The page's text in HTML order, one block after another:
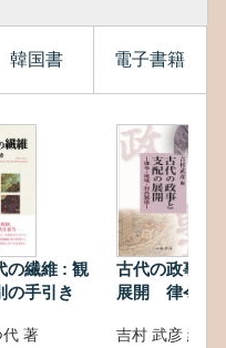
韓国書 電子書籍
の繊維 : 観
の手引き
代 著
古代の政事と
展開 律令・
吉村 武彦 編集